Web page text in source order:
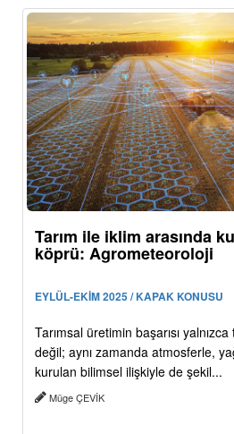
Tarım ile iklim arasında
köprü: Agrometeoroloji
EYLÜL-EKİM 2025 / KAPAK KONUSU
Tarımsal üretimin başarısı
değil; aynı zamanda atmosferle,
kurulan bilimsel ilişkiyle de şekil...
Müge ÇEVİK